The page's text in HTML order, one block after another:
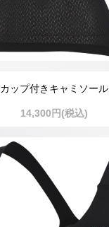
カップ付きキャミソール
14,300円(税込)